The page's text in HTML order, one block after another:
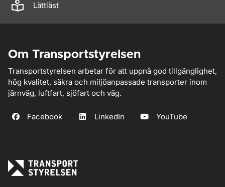
Lättläst
Om Transportstyrelsen
Transportstyrelsen arbetar för att uppnå god tillgänglighet,
hög kvalitet, säkra och miljöanpassade transporter inom
järnväg, luftfart, sjöfart och väg.
Facebook LinkedIn YouTube